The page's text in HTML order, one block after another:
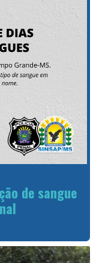
de sangue